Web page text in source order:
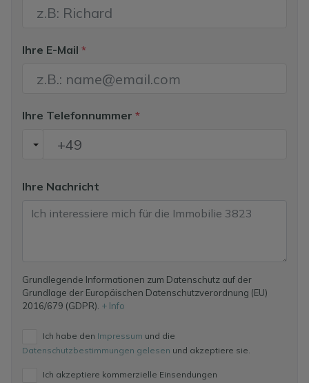
Ihre E-Mail *
Ihre Telefonnummer *
Ihre Nachricht
Grundlegende Informationen zum Datenschutz auf der
Grundlage der Europäischen Datenschutzverordnung (EU)
2016/679 (GDPR). + Info
Ich habe den Impressum und die
Datenschutzbestimmungen gelesen und akzeptiere sie.
Ich akzeptiere kommerzielle Einsendungen